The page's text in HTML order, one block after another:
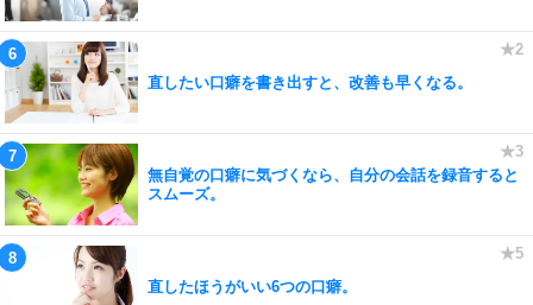
直したい口癖を書き出すと、改善も早くなる。
無自覚の口癖に気づくなら、自分の会話を録音すると
スムーズ。
直したほうがいい6つの口癖。